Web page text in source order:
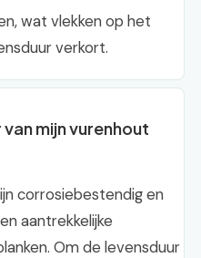
wat vlekken op het
verkort.
mijn vurenhout
corrosiebestendig en
aantrekkelijke
Om de levensduur